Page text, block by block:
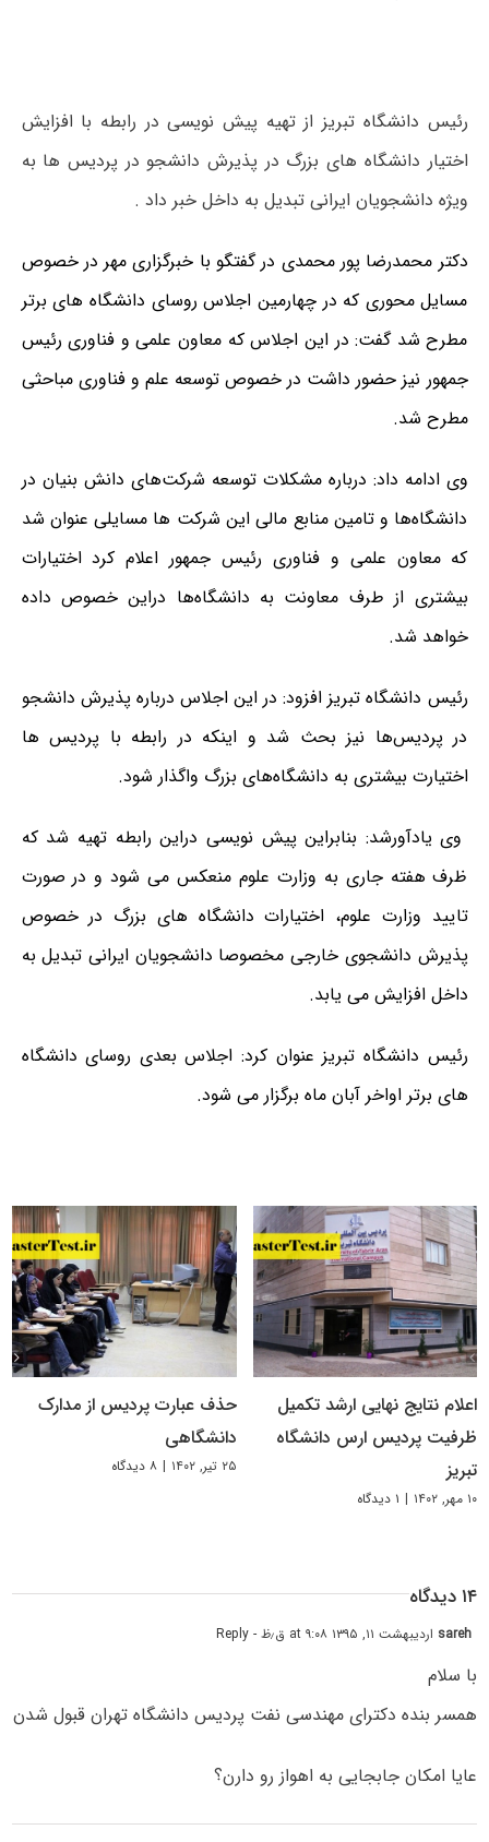
رئیس دانشگاه تبریز از تهیه پیش نویسی در رابطه با افزایش
اختیار دانشگاه های بزرگ در پذیرش دانشجو در پردیس ها به
ویژه دانشجویان ایرانی تبدیل به داخل خبر داد .
دکتر محمدرضا پور محمدی در گفتگو با خبرگزاری مهر در خصوص
مسایل محوری که در چهارمین اجلاس روسای دانشگاه های برتر
مطرح شد گفت: در این اجلاس که معاون علمی و فناوری رئیس
جمهور نیز حضور داشت در خصوص توسعه علم و فناوری مباحثی
مطرح شد.
وی ادامه داد: درباره مشکلات توسعه شرکت‌های دانش بنیان در
دانشگاه‌ها و تامین منابع مالی این شرکت ها مسایلی عنوان شد
که معاون علمی و فناوری رئیس جمهور اعلام کرد اختیارات
بیشتری از طرف معاونت به دانشگاه‌ها دراین خصوص داده
خواهد شد.
رئیس دانشگاه تبریز افزود: در این اجلاس درباره پذیرش دانشجو
در پردیس‌ها نیز بحث شد و اینکه در رابطه با پردیس ها
اختیارت بیشتری به دانشگاه‌های بزرگ واگذار شود.
وی یادآورشد: بنابراین پیش نویسی دراین رابطه تهیه شد که
ظرف هفته جاری به وزارت علوم منعکس می شود و در صورت
تایید وزارت علوم، اختیارات دانشگاه های بزرگ در خصوص
پذیرش دانشجوی خارجی مخصوصا دانشجویان ایرانی تبدیل به
داخل افزایش می یابد.
رئیس دانشگاه تبریز عنوان کرد: اجلاس بعدی روسای دانشگاه
های برتر اواخر آبان ماه برگزار می شود.
اعلام نتایج نهایی ارشد تکمیل
ظرفیت پردیس ارس دانشگاه
تبریز
۱۰ مهر, ۱۴۰۲ | ۱ دیدگاه
حذف عبارت پردیس از مدارک
دانشگاهی
۲۵ تیر, ۱۴۰۲ | ۸ دیدگاه
۱۴ دیدگاه
sareh اردیبهشت ۱۱, ۱۳۹۵ at ۹:۰۸ ق٫ظ - Reply
با سلام
همسر بنده دکترای مهندسی نفت پردیس دانشگاه تهران قبول شدن
عایا امکان جابجایی به اهواز رو دارن؟